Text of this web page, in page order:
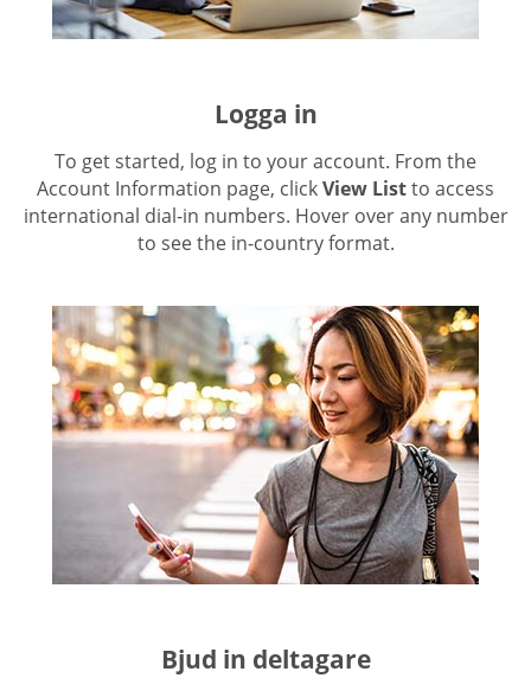
Logga in
To get started, log in to your account. From the
Account Information page, clickView Listto access
international dial-in numbers. Hover over any number
to see the in-country format.
Bjud in deltagare